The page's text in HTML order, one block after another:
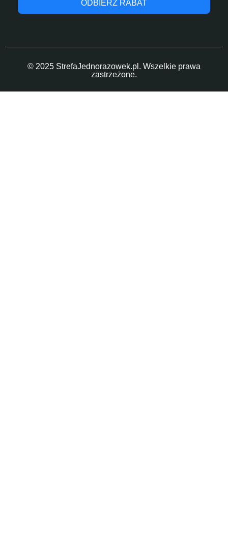
ODBIERZ RABAT
© 2025 StrefaJednorazowek.pl. Wszelkie prawa
zastrzeżone.